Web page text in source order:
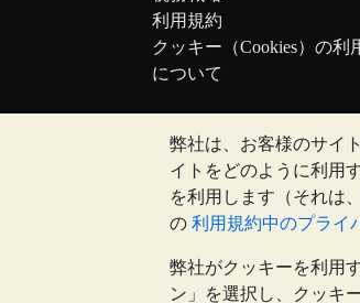
弊社は、お客様のサイ
イトをどのように利用
を利用します（それは
の 利用規約中のプライ
弊社がクッキーを利用
ン」を選択し、クッキ
利用規約
クッキー（Cookies）の利
について
注: 貴金属の価値は下落
のウェブサイト上、も
を所有することが適切
Galmarley Ltd, trading as